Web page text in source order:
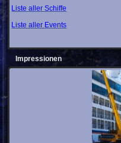
Liste aller Schiffe
Liste aller Events
Impressionen